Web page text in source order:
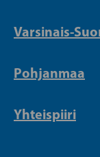
Varsinais-
Pohjanmaa
Yhteispiiri